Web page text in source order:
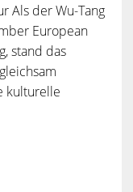
Als der Wu-Tang
European
stand das
kulturelle